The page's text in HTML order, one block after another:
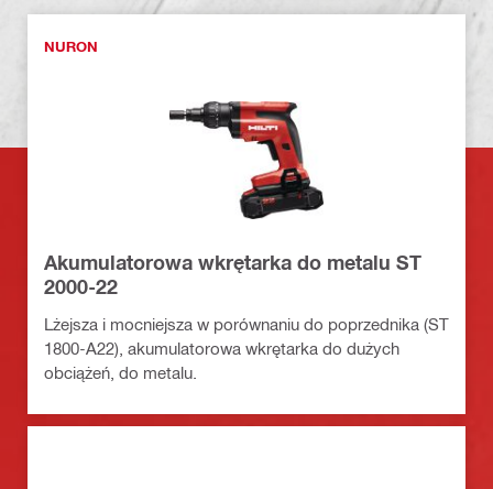
NURON
Akumulatorowa wkrętarka do metalu ST
2000-22
Lżejsza i mocniejsza w porównaniu do poprzednika (ST
1800-A22), akumulatorowa wkrętarka do dużych
obciążeń, do metalu.